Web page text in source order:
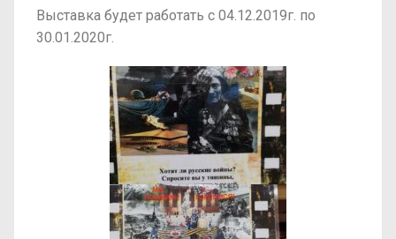
Выставка будет работать с 04.12.2019г. по
30.01.2020г.